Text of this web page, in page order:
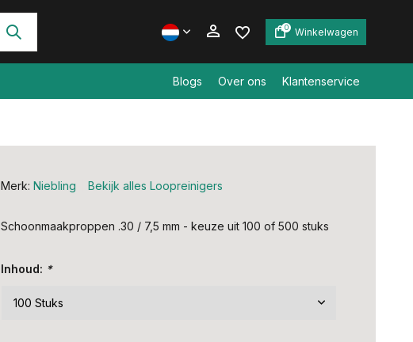
0 Winkelwagen
Blogs Over ons Klantenservice
Merk: Niebling Bekijk alles Loopreinigers
Schoonmaakproppen .30 / 7,5 mm - keuze uit 100 of 500 stuks
Inhoud: *